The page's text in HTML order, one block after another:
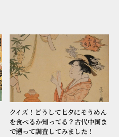
クイズ！どうして七夕にそうめん
を食べるか知ってる？古代中国ま
で遡って調査してみました！